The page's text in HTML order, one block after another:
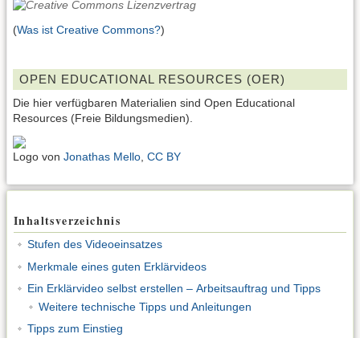
(Was ist Creative Commons?)
OPEN EDUCATIONAL RESOURCES (OER)
Die hier verfügbaren Materialien sind Open Educational
Resources (Freie Bildungsmedien).
Logo von Jonathas Mello CC BY
Inhaltsverzeichnis
Stufen des Videoeinsatzes
Merkmale eines guten Erklärvideos
Ein Erklärvideo selbst erstellen – Arbeitsauftrag und Tipps
Weitere technische Tipps und Anleitungen
Tipps zum Einstieg